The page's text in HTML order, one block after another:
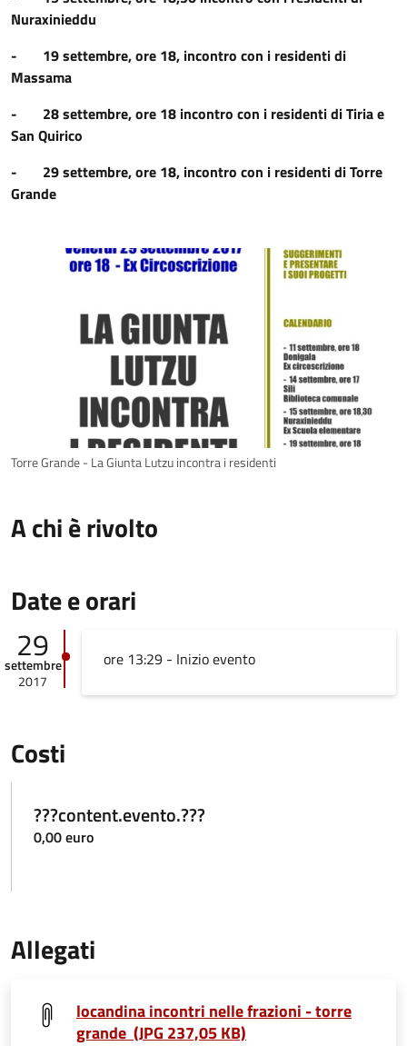
Nuraxinieddu
- 19 settembre, ore 18, incontro con i residenti di
Massama
- 28 settembre, ore 18 incontro con i residenti di Tiria e
San Quirico
- 29 settembre, ore 18, incontro con i residenti di Torre
Grande
Torre Grande - La Giunta Lutzu incontra i residenti
A chi è rivolto
Date e orari
29
settembre
2017
ore 13:29 - Inizio evento
Costi
???content.evento.???
0,00 euro
Allegati
locandina incontri nelle frazioni - torre
grande (JPG 237,05 KB)